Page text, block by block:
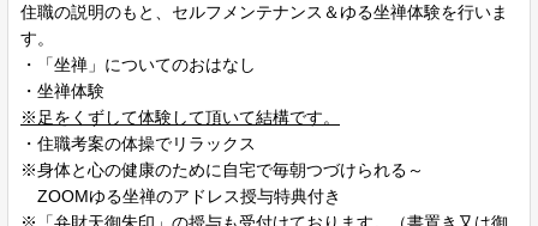
住職の説明のもと、セルフメンテナンス＆ゆる坐禅体験を行いま
す。
・「坐禅」についてのおはなし
・坐禅体験
※足をくずして体験して頂いて結構です。
・住職考案の体操でリラックス
※身体と心の健康のために自宅で毎朝つづけられる～
ZOOMゆる坐禅のアドレス授与特典付き